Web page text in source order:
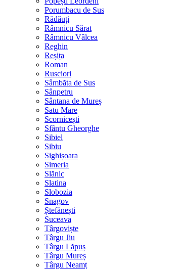
Porumbacu de Sus
Rădăuți
Râmnicu Sărat
Râmnicu Vâlcea
Reghin
Reșița
Roman
Rusciori
Sâmbăta de Sus
Sânpetru
Sântana de Mureș
Satu Mare
Scornicești
Sfântu Gheorghe
Sibiel
Sibiu
Sighișoara
Simeria
Slănic
Slatina
Slobozia
Snagov
Ștefănești
Suceava
Târgoviște
Târgu Jiu
Târgu Lăpuș
Târgu Mureș
Târgu Neamț